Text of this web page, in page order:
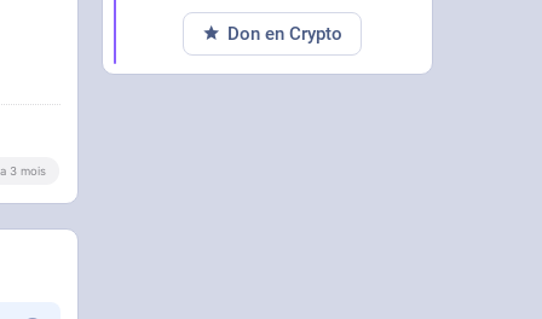
3 mois
Don en Crypto